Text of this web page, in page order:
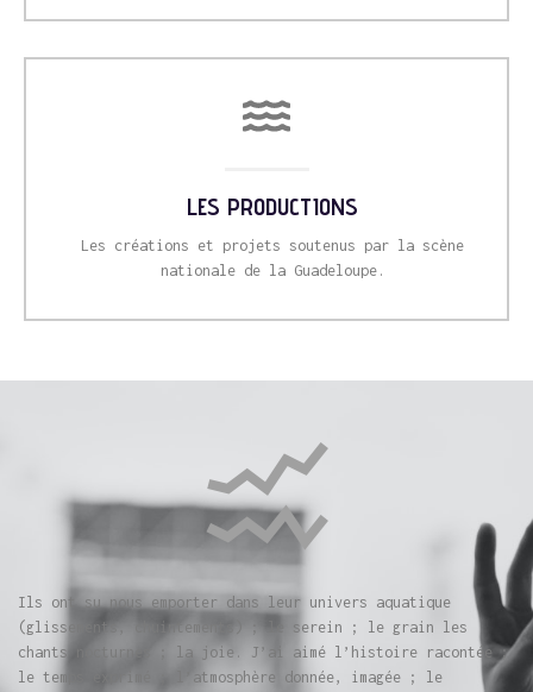
LES PRODUCTIONS
Les créations et projets soutenus par la scène
nationale de la Guadeloupe.
Incandescences Évoque l’Amour dans tous ses sens et ses
non-sens puisqu’on aborde le mariage forcé, la polygamie
mais aussi le viol…donc c’est l’amour dans les yeux de ceux
qui le découvrent et qui sont ados/jeunes adultes du bled.